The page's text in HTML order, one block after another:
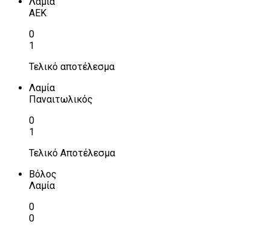
ΑΕΚ
0
1
Τελικό αποτέλεσμα
Λαμία
Παναιτωλικός
0
1
Τελικό Αποτέλεσμα
Βόλος
Λαμία
0
0